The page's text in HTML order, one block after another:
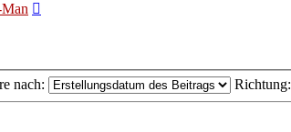
nach: Richtung: